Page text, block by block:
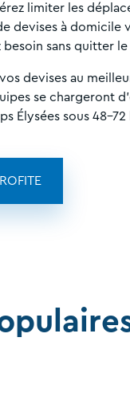
limiter les
devises à
besoin sans quitter
devises au
se chargeront
Élysées sous 48-72